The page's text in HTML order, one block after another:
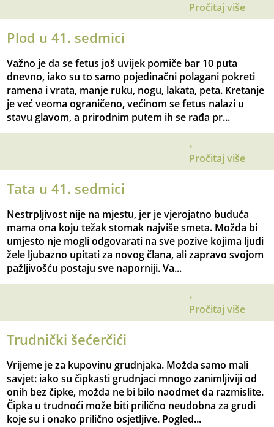
Pročitaj više
Plod u 41. sedmici
Važno je da se fetus još uvijek pomiče bar 10 puta
dnevno, iako su to samo pojedinačni polagani pokreti
ramena i vrata, manje ruku, nogu, lakata, peta. Kretanje
je već veoma ograničeno, većinom se fetus nalazi u
stavu glavom, a prirodnim putem ih se rađa pr...
Pročitaj više
Tata u 41. sedmici
Nestrpljivost nije na mjestu, jer je vjerojatno buduća
mama ona koju težak stomak najviše smeta. Možda bi
umjesto nje mogli odgovarati na sve pozive kojima ljudi
žele ljubazno upitati za novog člana, ali zapravo svojom
pažljivošću postaju sve naporniji. Va...
Pročitaj više
Trudnički šećerčići
Vrijeme je za kupovinu grudnjaka. Možda samo mali
savjet: iako su čipkasti grudnjaci mnogo zanimljiviji od
onih bez čipke, možda ne bi bilo naodmet da razmislite.
Čipka u trudnoći može biti prilično neudobna za grudi
koje su i onako prilično osjetljive. Pogled...